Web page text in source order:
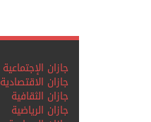
جازان الإجتماعية
جازان الاقتصادية
جازان الثقافية
جازان الرياضية